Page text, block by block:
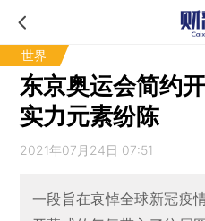
世界
东京奥运会简约
实力元素纷陈
2021年07月24日 07:51
一段旨在哀悼全球新冠疫